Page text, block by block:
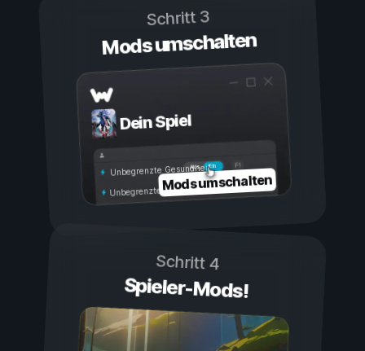
Schritt 3
Mods umschalten
Dein Spiel
Ein
Aus
Unbegrenzte Gesundheit
Unbegrenzte AusdauerMods umschalten
Schritt 4
Spieler-Mods!